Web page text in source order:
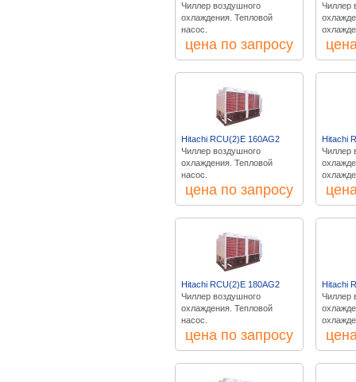
Чиллер воздушного
охлаждения. Тепловой
насос.
цена по запросу
Чиллер
Hitachi RCU(2)E 160AG2
Чиллер воздушного
охлаждения. Тепловой
насос.
цена по запросу
Hitachi
Чиллер
Hitachi RCU(2)E 180AG2
Чиллер воздушного
охлаждения. Тепловой
насос.
цена по запросу
Hitachi
Чиллер